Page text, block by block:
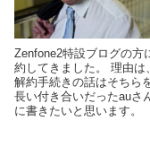
Zenfone2特設ブログの方
約してきました。 理由
解約手続きの話はそちら
長い付き合いだったauさ
に書きたいと思います。